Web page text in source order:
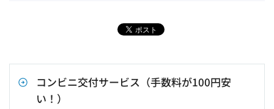
コンビニ交付サービス（手数料が100円安
い！）